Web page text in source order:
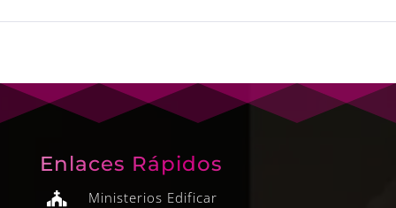
Enlaces Rápidos
 Ministerios Edificar